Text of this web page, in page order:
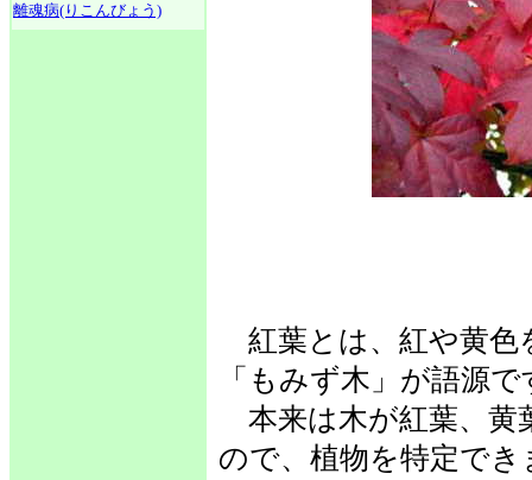
離魂病(りこんびょう)
紅葉とは、紅や黄色
「もみず木」が語源で
本来は木が紅葉、黄
ので、植物を特定で